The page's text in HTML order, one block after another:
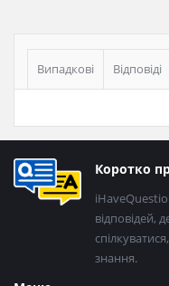
Бічна
панель
Випадкові Відповіді
Нижній
колонтитул
Коротко
відповідей,
знання.